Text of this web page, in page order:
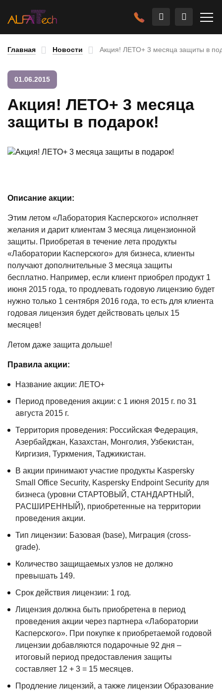
Главная Новости Акция! ЛЕТО+ 3 месяца защиты в
01.06.2015
Акция! ЛЕТО+ 3 месяца
защиты в подарок!
Описание акции:
Этим летом «Лаборатория Касперского» исполняет
желания и дарит клиентам 3 месяца лицензионной
защиты. Приобретая в течение лета продукты
«Лаборатории Касперского» для бизнеса, клиенты
получают дополнительные 3 месяца защиты
бесплатно. Например, если клиент приобрел продукт 1
июня 2015 года, то продлевать годовую лицензию будет
нужно только 1 сентября 2016 года, то есть для клиента
годовая лицензия будет действовать целых 15
месяцев!
Летом даже защита дольше!
Правила акции:
Название акции: ЛЕТО+
Период проведения акции: с 1 июня 2015 г. по 31
августа 2015 г.
Территория проведения: Российская Федерация,
Азербайджан, Казахстан, Монголия, Узбекистан,
Киргизия, Туркмения, Таджикистан.
В акции принимают участие продукты Kaspersky
Small Office Security, Kaspersky Endpoint Security для
бизнеса (уровни СТАРТОВЫЙ, СТАНДАРТНЫЙ,
РАСШИРЕННЫЙ), приобретенные на территории
проведения акции.
Тип лицензии: Базовая (base), Миграция (cross-
grade).
Количество защищаемых узлов не должно
превышать 149.
Срок действия лицензии: 1 год.
Лицензия должна быть приобретена в период
проведения акции через партнера «Лаборатории
Касперского». При покупке к приобретаемой годовой
лицензии добавляются подарочные 92 дня –
итоговый период предоставления защиты
составляет 12 + 3 = 15 месяцев.
Продление лицензий, а также лицензии Образование